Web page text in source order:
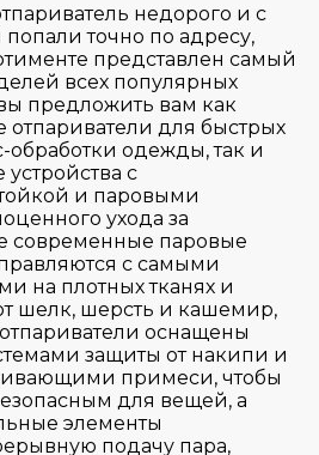
недорого и с
попали точно по адресу,
представлен самый
всех популярных
предложить вам как
для быстрых
обработки одежды, так и
с
и паровыми
ухода за
современные паровые
с самыми
на плотных тканях и
шелк, шерсть и кашемир,
оснащены
защиты от накипи и
примеси, чтобы
для вещей, а
элементы
подачу пара,